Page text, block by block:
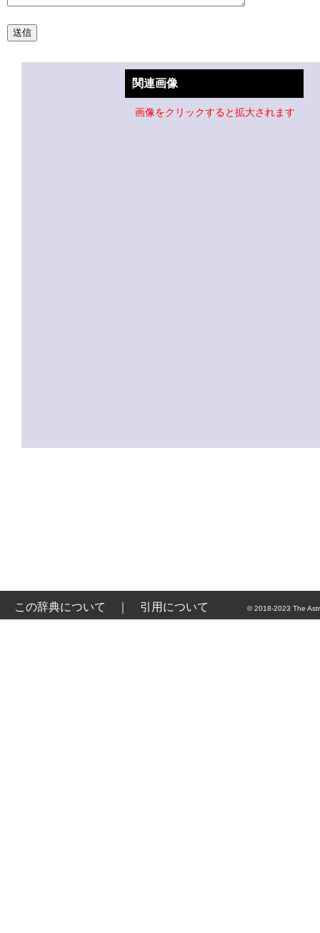
関連画像
画像をクリックすると拡大されます
この辞典について 引用について © 2018-2023 The